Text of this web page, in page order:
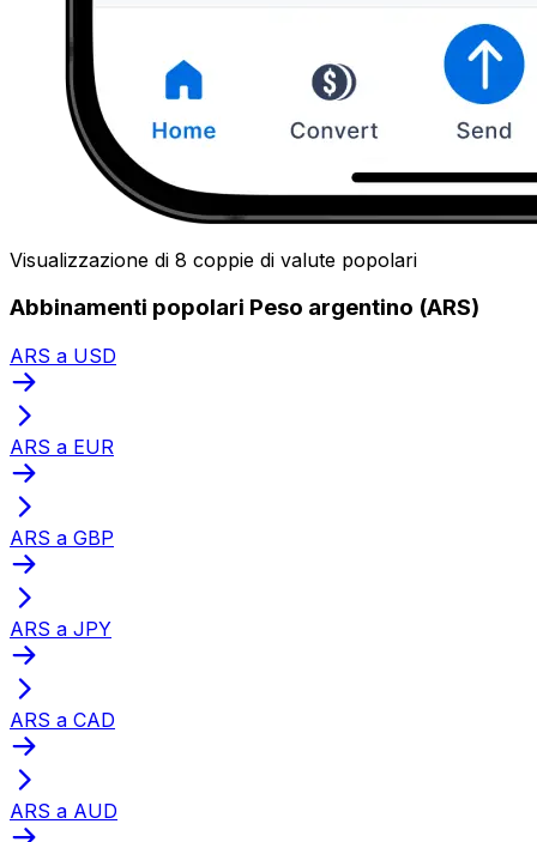
Visualizzazione di 8 coppie di valute popolari
Abbinamenti popolari Peso argentino (ARS)
ARS a USD
ARS a EUR
ARS a GBP
ARS a JPY
ARS a CAD
ARS a AUD